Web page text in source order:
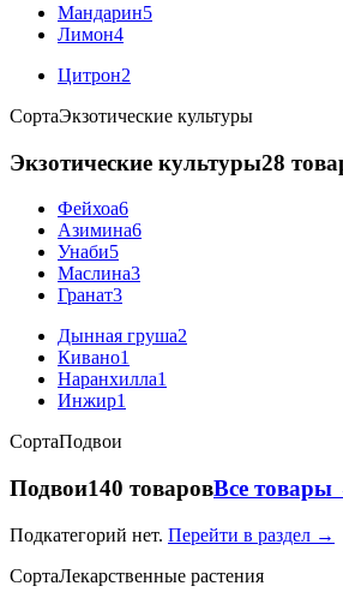
Мандарин5
Лимон4
Цитрон2
СортаЭкзотические культуры
Экзотические культуры28
Фейхоа6
Азимина6
Унаби5
Маслина3
Гранат3
Дынная груша2
Кивано1
Наранхилла1
Инжир1
СортаПодвои
Подвои140 товаровВсе товары
Подкатегорий нет. Перейти в раздел →
СортаЛекарственные растения